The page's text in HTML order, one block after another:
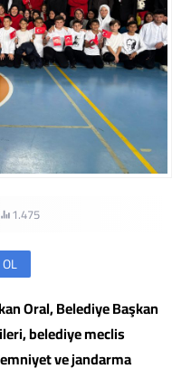
1.475
Oral, Belediye Başkan
belediye meclis
ve jandarma